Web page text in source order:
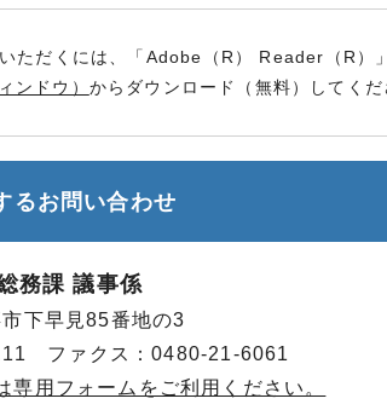
ただくには、「Adobe（R） Reader（R）
ンドウ） からダウンロード（無料）してくだ
るお問い合わせ
務課 議事係
下早見85番地の3
ファクス：0480-21-6061
専用フォームをご利用ください。